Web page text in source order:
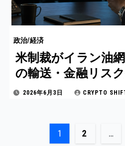
政治/経済
米制裁がイラン油
の輸送・金融リス
2026年6月3日 CRYPTO
投
1 2 …